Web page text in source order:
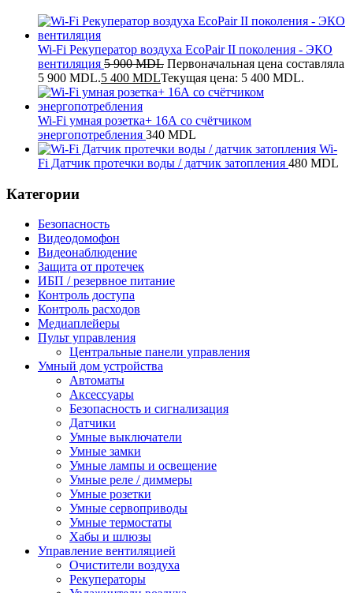
Wi-Fi Рекуператор воздуха EcoPair II поколения - ЭКО
вентиляция 5 900MDL Первоначальная цена составляла
5 900 MDL.5 400 MDLТекущая цена: 5 400 MDL.
Wi-Fi умная розетка+ 16А со счётчиком
энергопотребления 340 MDL
Wi-
Fi Датчик протечки воды / датчик затопления 480 MDL
Категории
Безопасность
Видеодомофон
Видеонаблюдение
Защита от протечек
ИБП / резервное питание
Контроль доступа
Контроль расходов
Медиаплейеры
Пульт управления
Центральные панели управления
Умный дом устройства
Автоматы
Аксессуары
Безопасность и сигнализация
Датчики
Умные выключатели
Умные замки
Умные лампы и освещение
Умные реле / диммеры
Умные розетки
Умные сервоприводы
Умные термостаты
Хабы и шлюзы
Управление вентиляцией
Очистители воздуха
Рекуператоры